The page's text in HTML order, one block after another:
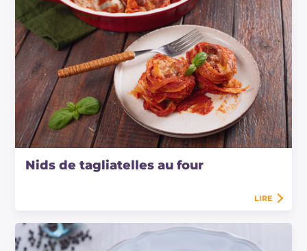
Nids de tagliatelles au four
LIRE